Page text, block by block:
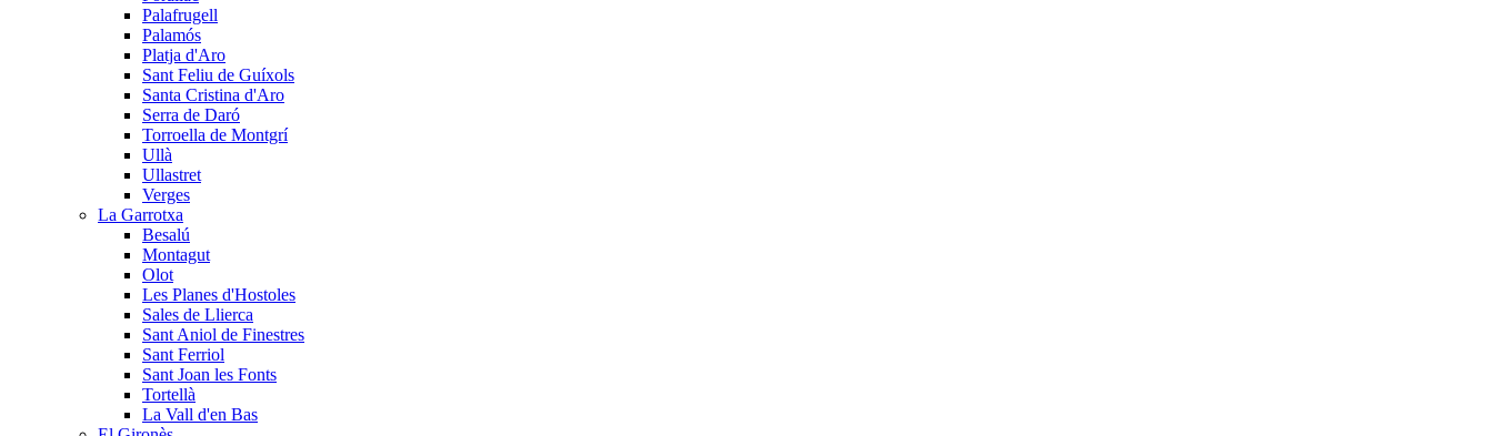
Palafrugell
Palamós
Platja d'Aro
Sant Feliu de Guíxols
Santa Cristina d'Aro
Serra de Daró
Torroella de Montgrí
Ullà
Ullastret
Verges
La Garrotxa
Besalú
Montagut
Olot
Les Planes d'Hostoles
Sales de Llierca
Sant Aniol de Finestres
Sant Ferriol
Sant Joan les Fonts
Tortellà
La Vall d'en Bas